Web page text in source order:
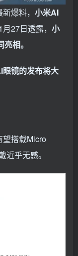
爆料， 小米AI
27日透露， 小
相。
眼镜的发布将大
望搭载Micro
乎无感。